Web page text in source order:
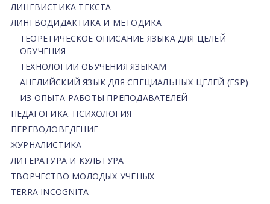
ЛИНГВИСТИКА ТЕКСТА
ЛИНГВОДИДАКТИКА И МЕТОДИКА
ТЕОРЕТИЧЕСКОЕ ОПИСАНИЕ ЯЗЫКА ДЛЯ ЦЕЛЕЙ
ОБУЧЕНИЯ
ТЕХНОЛОГИИ ОБУЧЕНИЯ ЯЗЫКАМ
АНГЛИЙСКИЙ ЯЗЫК ДЛЯ СПЕЦИАЛЬНЫХ ЦЕЛЕЙ (ESP)
ИЗ ОПЫТА РАБОТЫ ПРЕПОДАВАТЕЛЕЙ
ПЕДАГОГИКА. ПСИХОЛОГИЯ
ПЕРЕВОДОВЕДЕНИЕ
ЖУРНАЛИСТИКА
ЛИТЕРАТУРА И КУЛЬТУРА
ТВОРЧЕСТВО МОЛОДЫХ УЧЕНЫХ
TERRA INCOGNITA